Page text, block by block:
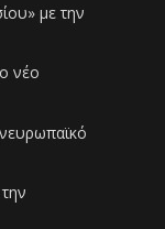
με την
νέο